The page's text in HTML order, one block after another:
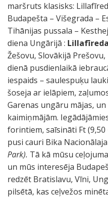
maršruts klasisks:
Budapešta – Višegrada –
Tihānijas pussala –
diena Ungārijā : Lillafīreda
Žešovu, Slovākijā
dienā pusdienlaikā
iespaids – saulespuķu
šoseja ar ielāpiem,
Garenas ungāru mājas,
kaimiņmājām.
forintiem, saīsināti Ft (9,50
pusi cauri Bika
Park). Tā kā mūsu
un mūs interesēja
redzēt Bratislavu, Vīni,
pilsētā, kas ceļvežos